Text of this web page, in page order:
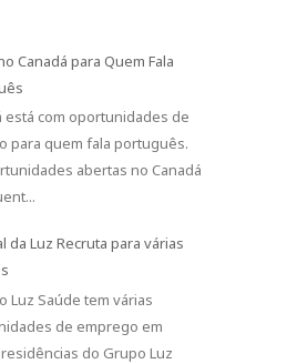
Canadá para Quem Fala
está com oportunidades de
para quem fala português.
abertas no Canadá
da Luz Recruta para várias
Luz Saúde tem várias
de emprego em
do Grupo Luz